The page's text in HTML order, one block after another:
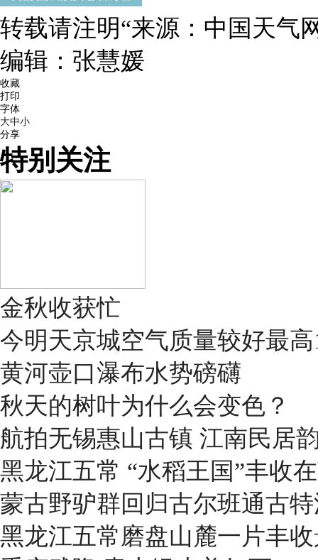
转载请注明“来源：中国天气
编辑：张慧媛
收藏
打印
字体
大中小
分享
特别关注
金秋收获忙
今明天京城空气质量较好最
黄河壶口瀑布水势磅礴
秋天的树叶为什么会变色？
航拍无锡惠山古镇 江南民居
黑龙江五常 “水稻王国”丰收
蒙古野驴群回归古尔班通古
黑龙江五常磨盘山麓一片丰